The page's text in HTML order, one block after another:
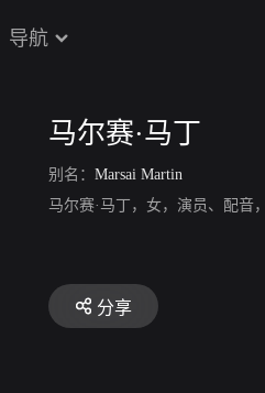
导航
马尔赛·马丁
别名： Marsai Martin
马尔赛·马丁，女，演员、配音
分享